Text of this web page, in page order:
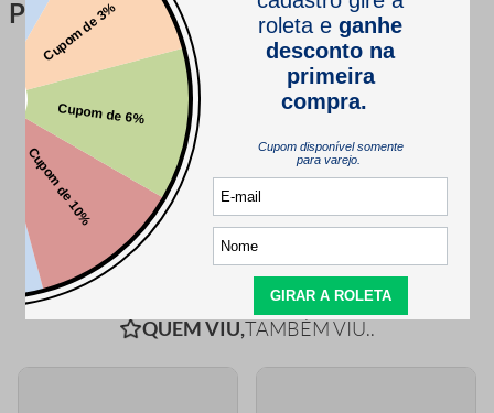
Perguntas & respostas
Este produto ainda não tem perguntas
SEJA O PRIMEIRO A PERGUNTAR
QUEM VIU,TAMBÉM VIU..